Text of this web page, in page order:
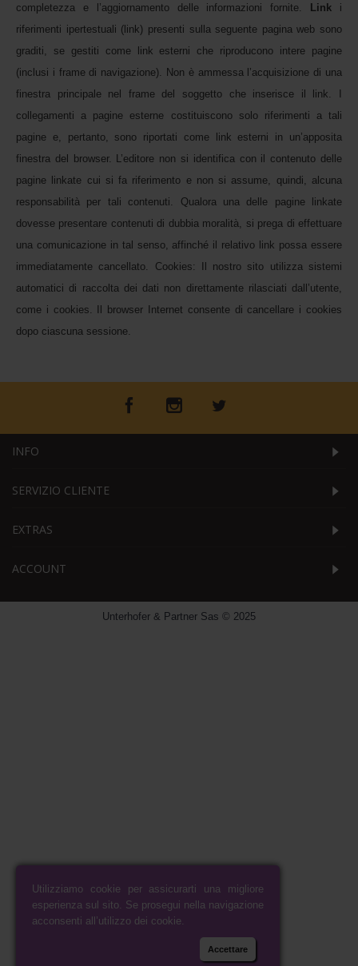
completezza e l’aggiornamento delle informazioni fornite. Link i
riferimenti ipertestuali (link) presenti sulla seguente pagina web sono
graditi, se gestiti come link esterni che riproducono intere pagine
(inclusi i frame di navigazione). Non è ammessa l’acquisizione di una
finestra principale nel frame del soggetto che inserisce il link. I
collegamenti a pagine esterne costituiscono solo riferimenti a tali
pagine e, pertanto, sono riportati come link esterni in un’apposita
finestra del browser. L’editore non si identifica con il contenuto delle
pagine linkate cui si fa riferimento e non si assume, quindi, alcuna
responsabilità per tali contenuti. Qualora una delle pagine linkate
dovesse presentare contenuti di dubbia moralità, si prega di effettuare
una comunicazione in tal senso, affinché il relativo link possa essere
immediatamente cancellato. Cookies: Il nostro sito utilizza sistemi
automatici di raccolta dei dati non direttamente rilasciati dall’utente,
come i cookies. Il browser Internet consente di cancellare i cookies
dopo ciascuna sessione.
INFO
SERVIZIO CLIENTE
EXTRAS
ACCOUNT
Unterhofer & Partner Sas © 2025
Utilizziamo cookie per assicurarti una migliore
esperienza sul sito. Se prosegui nella navigazione
acconsenti all’utilizzo dei cookie.
Accettare